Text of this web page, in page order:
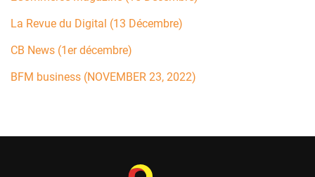
La Revue du Digital (13 Décembre)
CB News (1er décembre)
BFM business (NOVEMBER 23, 2022)